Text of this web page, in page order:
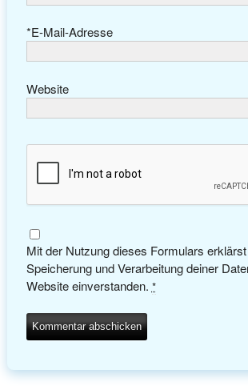
E-Mail-Adresse
*
Website
Mit der Nutzung dieses Formulars
Speicherung und Verarbeitung deiner
Website einverstanden. *